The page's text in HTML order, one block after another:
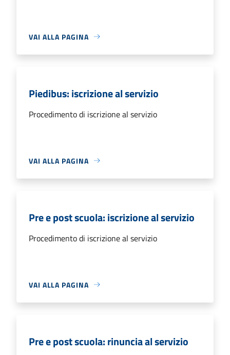
VAI ALLA PAGINA
Piedibus: iscrizione al servizio
Procedimento di iscrizione al servizio
VAI ALLA PAGINA
Pre e post scuola: iscrizione al servizio
Procedimento di iscrizione al servizio
VAI ALLA PAGINA
Pre e post scuola: rinuncia al servizio